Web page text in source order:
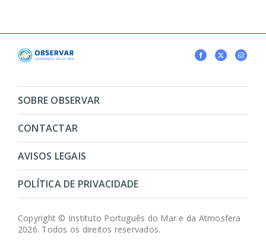
SOBRE OBSERVAR
CONTACTAR
AVISOS LEGAIS
POLÍTICA DE PRIVACIDADE
Copyright © Instituto Português do Mar e da Atmosfera
2026. Todos os direitos reservados.